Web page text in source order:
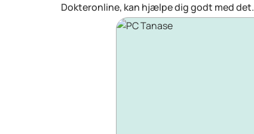
Dokteronline, kan hjælpe dig godt med det.